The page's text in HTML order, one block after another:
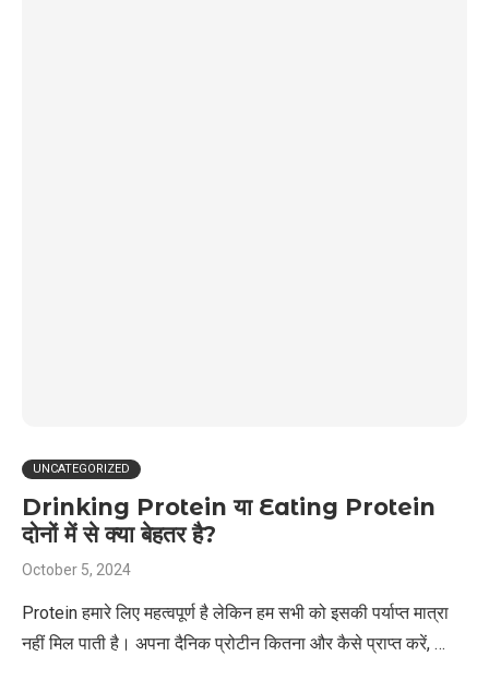
UNCATEGORIZED
Drinking Protein या Eating Protein
दोनों में से क्या बेहतर है?
October 5, 2024
Protein हमारे लिए महत्वपूर्ण है लेकिन हम सभी को इसकी पर्याप्त मात्रा
नहीं मिल पाती है। अपना दैनिक प्रोटीन कितना और कैसे प्राप्त करें, …